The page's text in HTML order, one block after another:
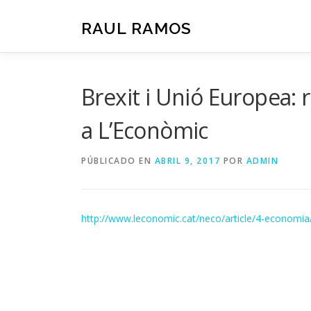
RAUL RAMOS
Brexit i Unió Europea:
a L’Econòmic
PÚBLICADO EN ABRIL 9, 2017 POR ADMIN
http://www.leconomic.cat/neco/article/4-